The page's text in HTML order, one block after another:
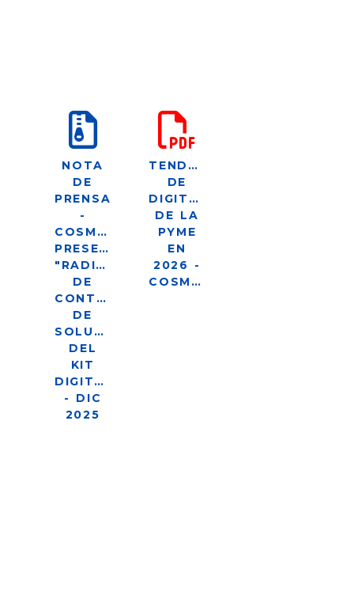
NOTA
DE
PRENSA
-
COSMOMEDIA
PRESENTA
"RADIOGRAFÍA
DE
CONTRATACIÓN
DE
SOLUCIONES
DEL
KIT
DIGITAL"
- DIC
2025
TENDENCIAS
DE
DIGITALIZACIÓN
DE LA
PYME
EN
2026 -
COSMOMEDIA